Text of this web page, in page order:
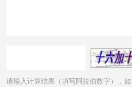
请输入计算结果（填写阿拉伯数字），